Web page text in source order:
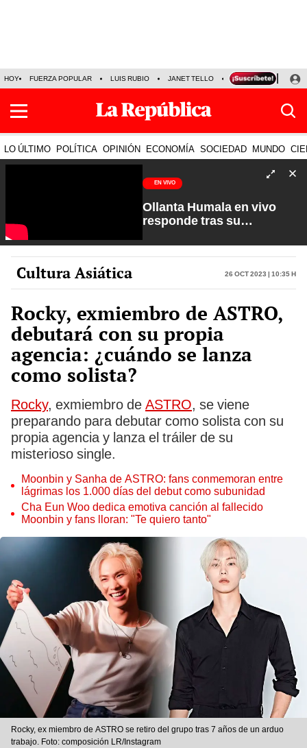
HOY FUERZA POPULAR LUIS RUBIO JANET TELLO PRECIO DEL DÓLAR
LO ÚLTIMO POLÍTICA OPINIÓN ECONOMÍA SOCIEDAD MUNDO
EN VIVO
Ollanta Humala en vivo
responde tras su
con Rosa María Palacios
Cultura Asiática 26 Oct 2023 | 10:35 h
Rocky, exmiembro de ASTRO,
debutará con su propia
agencia: ¿cuándo se lanza
como solista?
Rocky, exmiembro de ASTRO, se viene
preparando para debutar como solista con su
propia agencia y lanza el tráiler de su
misterioso single.
Moonbin y Sanha de ASTRO: fans conmemoran entre
lágrimas los 1.000 días del debut como subunidad
Cha Eun Woo dedica emotiva canción al fallecido
Moonbin y fans lloran: "Te quiero tanto"
Rocky, ex miembro de ASTRO se retiro del grupo tras 7 años de un arduo
trabajo. Foto: composición LR/Instagram